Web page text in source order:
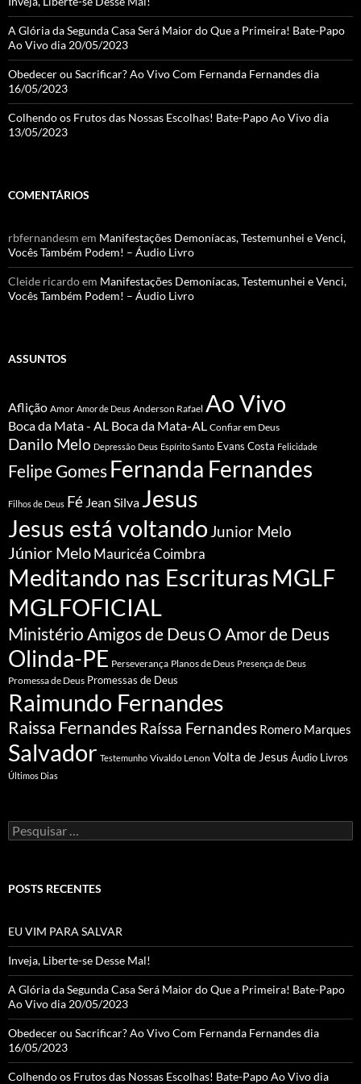
A Glória da Segunda Casa Será Maior do Que a Primeira! Bate-Papo
Ao Vivo dia 20/05/2023
Obedecer ou Sacrificar? Ao Vivo Com Fernanda Fernandes dia
16/05/2023
Colhendo os Frutos das Nossas Escolhas! Bate-Papo Ao Vivo dia
13/05/2023
COMENTÁRIOS
rbfernandesm em Manifestações Demoníacas, Testemunhei e Venci,
Vocês Também Podem! – Áudio Livro
Cleide ricardoem Manifestações Demoníacas, Testemunhei e Venci,
Vocês Também Podem! – Áudio Livro
ASSUNTOS
Aflição Amor Amor de Deus Anderson Rafael Ao Vivo
Boca da Mata - AL Boca da Mata-AL Confiar em Deus
Danilo Melo Depressão Deus Espírito Santo Evans Costa Felicidade
Felipe Gomes Fernanda Fernandes
Filhos de Deus Fé Jean Silva Jesus
Jesus está voltando Junior Melo
Júnior Melo Mauricéa Coimbra
Meditando nas EscriturasMGLF
MGLFOFICIAL
Ministério Amigos de DeusO Amor de Deus
Olinda-PE Perseverança Planos de Deus Presença de Deus
Promessa de Deus Promessas de Deus
Raimundo Fernandes
Raissa FernandesRaíssa Fernandes Romero Marques
Salvador Testemunho Vivaldo Lenon Volta de Jesus Áudio Livros
Últimos Dias
Pesquisar
por:
POSTS RECENTES
EU VIM PARA SALVAR
Inveja, Liberte-se Desse Mal!
A Glória da Segunda Casa Será Maior do Que a Primeira! Bate-Papo
Ao Vivo dia 20/05/2023
Obedecer ou Sacrificar? Ao Vivo Com Fernanda Fernandes dia
16/05/2023
Colhendo os Frutos das Nossas Escolhas! Bate-Papo Ao Vivo dia